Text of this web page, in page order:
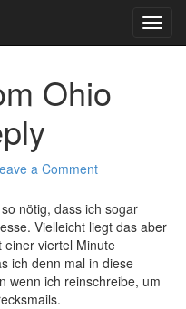
Ohio
a Comment
nötig, dass ich sogar
Vielleicht liegt das aber
einer viertel Minute
ich denn mal in diese
wenn ich reinschreibe, um